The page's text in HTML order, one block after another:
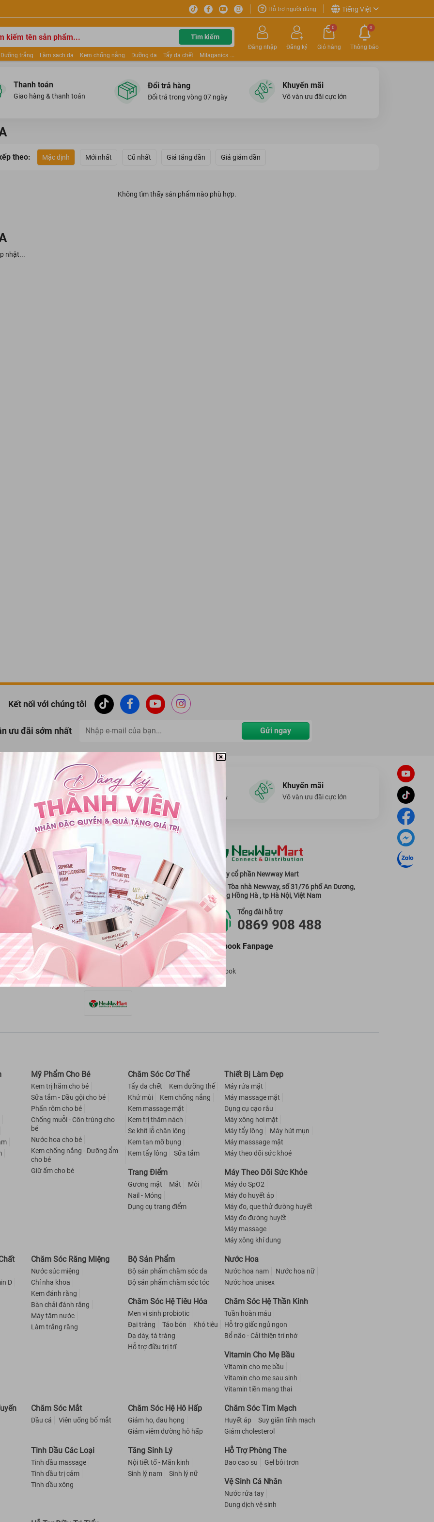
Hỗ trợ người dùng Tiếng Việt
Tìm kiếm
Dưỡng trắng Làm sạch da Kem chống nắng Dưỡng da Tẩy da chết
Milaganics
Đăng nhập Đăng ký
0
Giỏ hàng Thông báo
0
Thanh toán
Giao hàng & thanh toán
Đổi trả hàng
Đổi trả trong vòng 07 ngày
Khuyến mãi
Vô vàn ưu đãi cực lớn
theo: Mặc định Mới nhất Cũ nhất Giá tăng dần Giá giảm dần
Không tìm thấy sản phẩm nào phù hợp.
nhật...
Kết nối với chúng tôi
ưu đãi sớm nhất Gửi ngay
Thanh toán
Giao hàng & thanh toán
Đổi trả hàng
Đổi trả trong vòng 07 ngày
Khuyến mãi
Vô vàn ưu đãi cực lớn
HÀNG
hành
tiền
hàng
hàng
giúp
PHƯƠNG THỨC THANH TOÁN
PHƯƠNG THỨC VẬN CHUYỂN
Công ty cổ phần Newway Mart
Trụ sở: Tòa nhà Newway, số 31/76 phố An Dương,
phường Hồng Hà , tp Hà Nội, Việt Nam
Tổng đài hỗ trợ
0869 908 488
Facebook Fanpage
Facebook
Mỹ Phẩm Cho Bé
Kem trị hăm cho bé
Sữa tắm - Dầu gội cho bé
Phấn rôm cho bé
Chống muỗi - Côn trùng cho
bé
Nước hoa cho bé
Kem chống nắng - Dưỡng ẩm
cho bé
Giữ ấm cho bé
Chăm Sóc Cơ Thể
Tẩy da chết
Kem dưỡng thể
Khử mùi
Kem chống nắng
Kem massage mặt
Kem trị thâm nách
Se khít lỗ chân lông
Kem tan mỡ bụng
Kem tẩy lông
Sữa tắm
Thiết Bị Làm Đẹp
Máy rửa mặt
Máy massage mặt
Dụng cụ cạo râu
Máy xông hơi mặt
Máy tẩy lông
Máy hút mụn
Máy masssage mặt
Máy theo dõi sức khoẻ
Trang Điểm
Gương mặt Mắt
Môi
Nail - Móng
Dụng cụ trang điểm
Máy Theo Dõi Sức Khỏe
Máy đo SpO2
Máy đo huyết áp
Máy đo, que thử đường huyết
Máy đo đường huyết
Máy massage
Máy xông khí dung
D
Chăm Sóc Răng Miệng
Nước súc miệng
Chỉ nha khoa
Kem đánh răng
Bàn chải đánh răng
Máy tăm nước
Làm trắng răng
Bộ Sản Phẩm
Bộ sản phẩm chăm sóc da
Bộ sản phẩm chăm sóc tóc
Nước Hoa
Nước hoa nam
Nước hoa nữ
Nước hoa unisex
Chăm Sóc Hệ Tiêu Hóa
Men vi sinh probiotic
Đại tràng
Táo bón
Khó tiêu
Dạ dày, tá tràng
Hỗ trợ điều trị trĩ
Chăm Sóc Hệ Thần Kinh
Tuần hoàn máu
Hỗ trợ giấc ngủ ngon
Bổ não - Cải thiện trí nhớ
Vitamin Cho Mẹ Bầu
Vitamin cho mẹ bầu
Vitamin cho mẹ sau sinh
Vitamin tiền mang thai
Chăm Sóc Mắt
Dầu cá Viên uống bổ mắt
Chăm Sóc Hệ Hô Hấp
Giảm ho, đau họng
Giảm viêm đường hô hấp
Chăm Sóc Tim Mạch
Huyết áp
Suy giãn tĩnh mạch
Giảm cholesterol
Tinh Dầu Các Loại
Tinh dầu massage
Tinh dầu trị cảm
Tinh dầu xông
Tăng Sinh Lý
Nội tiết tố - Mãn kinh
Sinh lý nam
Sinh lý nữ
Hỗ Trợ Phòng The
Bao cao su Gel bôi trơn
Vệ Sinh Cá Nhân
Nước rửa tay
Dung dịch vệ sinh